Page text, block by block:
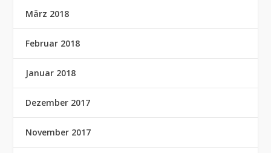
März 2018
Februar 2018
Januar 2018
Dezember 2017
November 2017